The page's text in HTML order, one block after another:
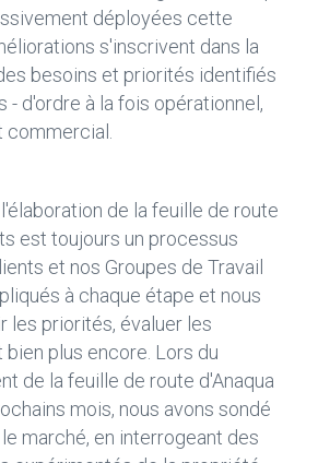
déployées cette
s'inscrivent dans la
besoins et priorités identifiés
- d'ordre à la fois opérationnel,
l'élaboration de la feuille de route
est toujours un processus
et nos Groupes de Travail
à chaque étape et nous
les priorités, évaluer les
plus encore. Lors du
de la feuille de route d'Anaqua
mois, nous avons sondé
marché, en interrogeant des